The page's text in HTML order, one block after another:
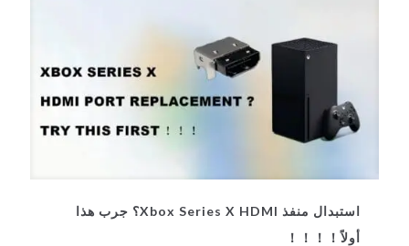
استبدال منفذ Xbox Series X HDMI؟ جرب هذا
أولاً！！！！